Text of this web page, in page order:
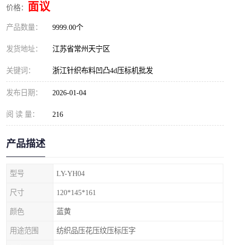
价格： 面议
产品数量： 9999.00个
发货地址： 江苏省常州天宁区
关键词： 浙江针织布料凹凸4d压标机批发
发布日期： 2026-01-04
阅 读 量： 216
产品描述
型号 LY-YH04
尺寸 120*145*161
颜色 蓝黄
用途范围 纺织品压花压纹压标压字